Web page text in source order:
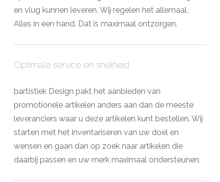
en vlug kunnen leveren. Wij regelen het allemaal.
Alles in een hand. Dat is maximaal ontzorgen.
Optimale service en snelheid
bartistiek Design pakt het aanbieden van
promotionele artikelen anders aan dan de meeste
leveranciers waar u deze artikelen kunt bestellen. Wij
starten met het inventariseren van uw doel en
wensen en gaan dan op zoek naar artikelen die
daarbij passen en uw merk maximaal ondersteunen.